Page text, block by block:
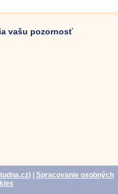
vašu pozornosť
)
Spracovanie osobných